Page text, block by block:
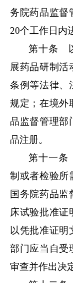
务院药品监督
20个工作日内
第十条
展药品研制活
条例等法律、
规定；在境外
品监督管理部
品注册。
第十一条
制或者检验所
国务院药品监
床试验批准证
以凭批准证明
部门应当自受
审查并作出决